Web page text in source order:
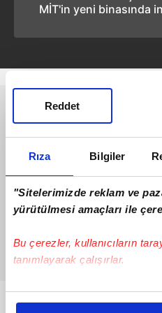
Rıza Bilgiler
"Sitelerimizde reklam ve
yürütülmesi amaçları ile
Bu çerezler, kullanıcıların
tanımlayarak çalışırlar.
Bu çerezlere izin vermeniz
Reddet
MİT'in yeni binasında